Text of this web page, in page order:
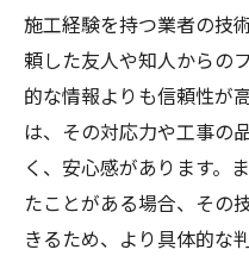
施工経験を持つ業者の技
頼した友人や知人からの
的な情報よりも信頼性が
は、その対応力や工事の
く、安心感があります。
たことがある場合、その
きるため、より具体的な